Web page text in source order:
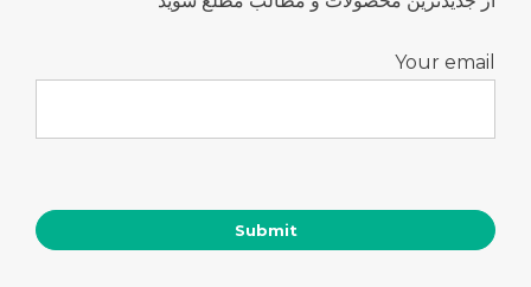
Your email